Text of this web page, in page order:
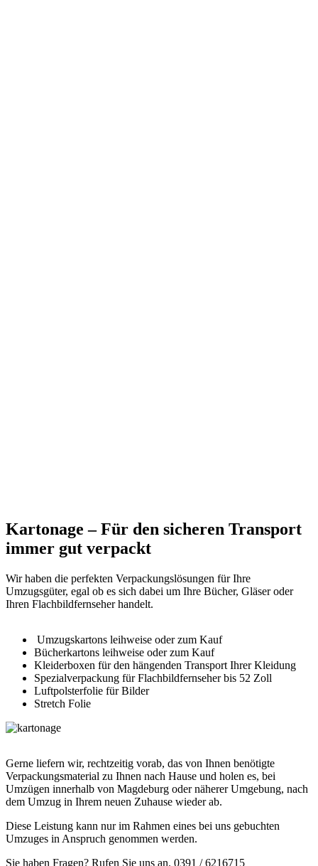
Kartonage – Für den sicheren Transport
immer gut verpackt
Wir haben die perfekten Verpackungslösungen für Ihre
Umzugsgüter, egal ob es sich dabei um Ihre Bücher, Gläser oder
Ihren Flachbildfernseher handelt.
Umzugskartons leihweise oder zum Kauf
Bücherkartons leihweise oder zum Kauf
Kleiderboxen für den hängenden Transport Ihrer Kleidung
Spezialverpackung für Flachbildfernseher bis 52 Zoll
Luftpolsterfolie für Bilder
Stretch Folie
Gerne liefern wir, rechtzeitig vorab, das von Ihnen benötigte
Verpackungsmaterial zu Ihnen nach Hause und holen es, bei
Umzügen innerhalb von Magdeburg oder näherer Umgebung, nach
dem Umzug in Ihrem neuen Zuhause wieder ab.
Diese Leistung kann nur im Rahmen eines bei uns gebuchten
Umzuges in Anspruch genommen werden.
Sie haben Fragen? Rufen Sie uns an. 0391 / 6216715